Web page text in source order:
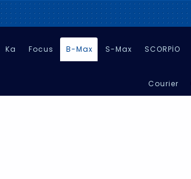
Ka Focus B-Max S-Max SCORPİO
Courier